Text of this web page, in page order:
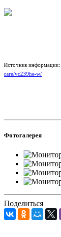
Источник информации:
care/vc239he-w/
Фотогалерея
Поделиться